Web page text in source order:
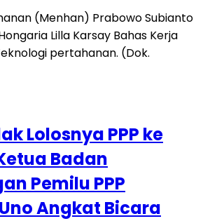
Lolosnya PPP ke
Badan
Pemilu PPP
Angkat Bicara